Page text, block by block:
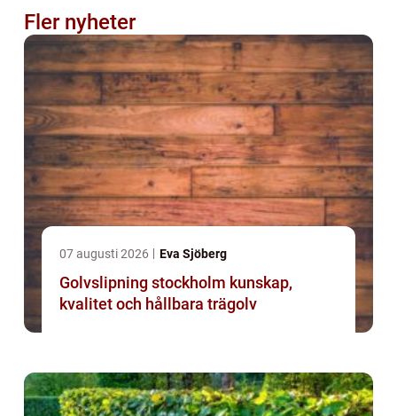
Fler nyheter
07 augusti 2026 Eva Sjöberg
Golvslipning stockholm kunskap,
kvalitet och hållbara trägolv